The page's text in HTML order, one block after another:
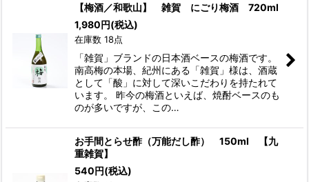
【梅酒／和歌山】 雑賀 にごり梅酒 720ml
1,980円(税込)
在庫数 18点
「雑賀」ブランドの日本酒ベースの梅酒です。
南高梅の本場、紀州にある「雑賀」様は、酒蔵
として「酸」に対して深いこだわりを持たれて
います。 昨今の梅酒といえば、焼酎ベースのも
のが多いですが、この…
お手間とらせ酢（万能だし酢） 150ml 【九
重雑賀】
540円(税込)